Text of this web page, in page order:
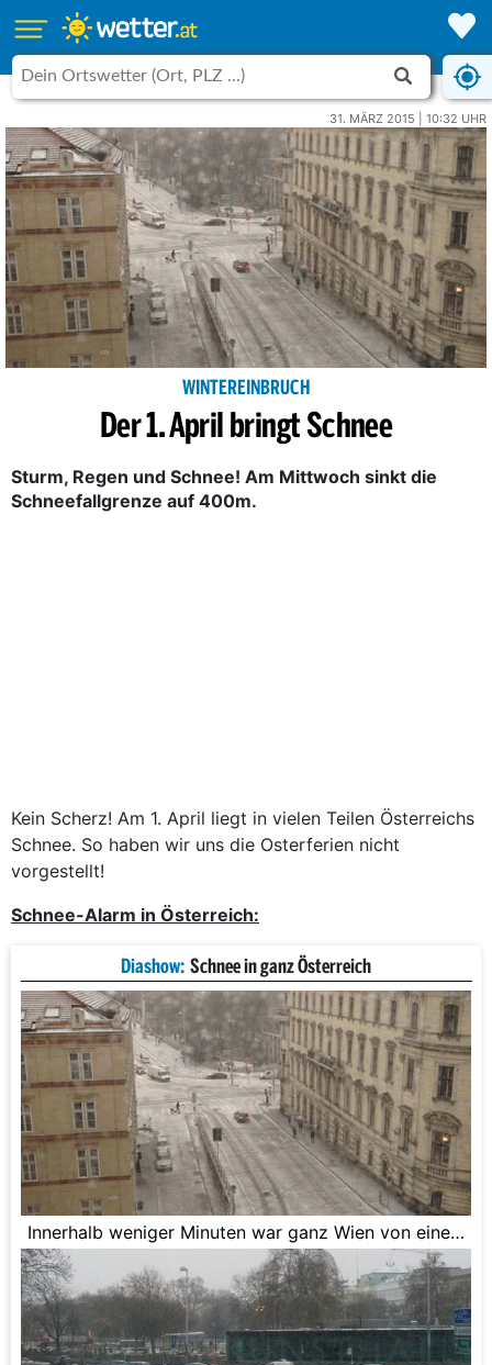
31. MÄRZ 2015 | 10:32 UHR
WINTEREINBRUCH
Der 1. April bringt Schnee
Sturm, Regen und Schnee! Am Mittwoch sinkt die
Schneefallgrenze auf 400m.
Kein Scherz! Am 1. April liegt in vielen Teilen Österreichs
Schnee. So haben wir uns die Osterferien nicht
vorgestellt!
Schnee-Alarm in Österreich:
Diashow: Schnee in ganz Österreich
Innerhalb weniger Minuten war ganz Wien von einer
leichten Schneedecke überzogen.